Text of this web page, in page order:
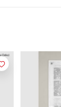
Merken